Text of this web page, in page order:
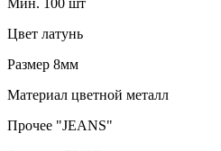
Мин. 100 шт
Цвет латунь
Размер 8мм
Материал цветной металл
Прочее "JEANS"